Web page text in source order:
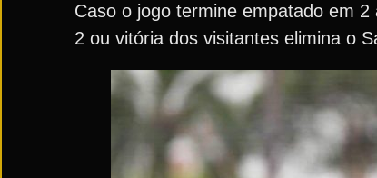
Caso o jogo termine empatado em
2 ou vitória dos visitantes elimina o